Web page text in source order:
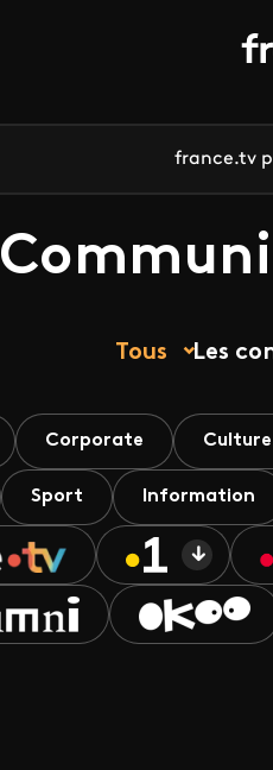
france.tv
Tous Les
Corporate Culture
Sport Information